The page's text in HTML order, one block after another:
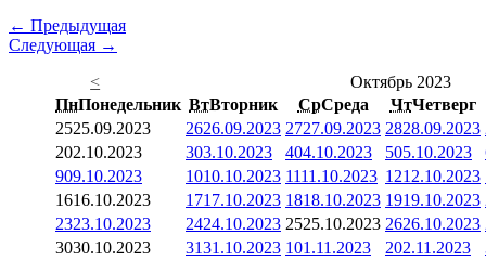
← Предыдущая
Следующая →
<
Октябрь 2023
ПнПонедельник ВтВторник СрСреда ЧтЧетверг
2525.09.2023 2626.09.2023 2727.09.2023 2828.09.2023
202.10.2023 303.10.2023 404.10.2023 505.10.2023
909.10.2023 1010.10.2023 1111.10.2023 1212.10.2023
1616.10.2023 1717.10.2023 1818.10.2023 1919.10.2023
2323.10.2023 2424.10.2023 2525.10.2023 2626.10.2023
3030.10.2023 3131.10.2023 101.11.2023 202.11.2023